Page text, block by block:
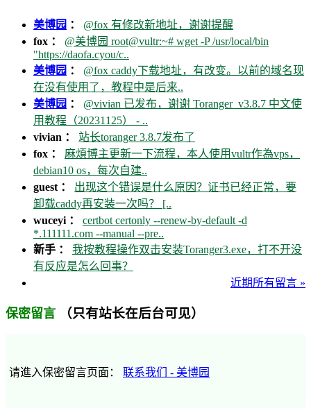
美博园 ： @fox 有修改新地址，谢谢提醒
fox ： @美博园 root@vultr:~# wget -P /usr/local/bin
"https://daofa.cyou/c..
美博园 ： @fox caddy下载地址，有改变。以前的域名现
在没有使用了，教程中是后来..
美博园 ： @vivian 已发布，谢谢 Toranger_v3.8.7 中文使
用教程（20231125） - ..
vivian ： 站长toranger 3.8.7发布了
fox ： 麻煩博主更新一下流程，本人使用vultr作為vps，
debian10 os，每次自建..
guest ： 出现这个错误是什么原因？证书已经正常，要
卸载caddy再安装一次吗？ [..
wuceyi ： certbot certonly --renew-by-default -d
*.111111.com --manual --pre..
新手 ： 我按教程操作双击安装Toranger3.exe，打不开没
有反应是怎么回事？
近期所有留言 »
保密留言 （只有站长在后台可见）
请進入保密留言页面： 联系我们 - 美博园